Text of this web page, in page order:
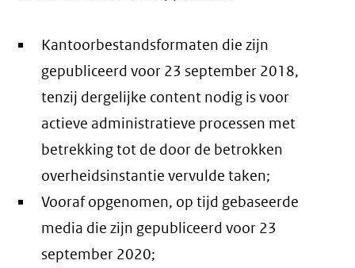
Kantoorbestandsformaten die zijn
gepubliceerd voor 23 september 2018,
tenzij dergelijke content nodig is voor
actieve administratieve processen met
betrekking tot de door de betrokken
overheidsinstantie vervulde taken;
Vooraf opgenomen, op tijd gebaseerde
media die zijn gepubliceerd voor 23
september 2020;